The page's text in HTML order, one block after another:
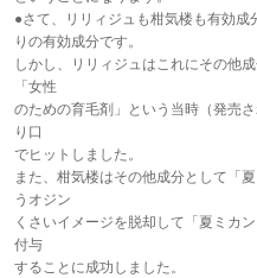
●さて、リリィジュも柑気楼も有効
りの有効成分です。
しかし、リリィジュはこれにその他
「女性
のための育毛剤」という当時（発売
り口
でヒットしました。
また、柑気楼はその他成分として「
うオジン
くさいイメージを脱却して「夏ミカ
付与
することに成功しました。